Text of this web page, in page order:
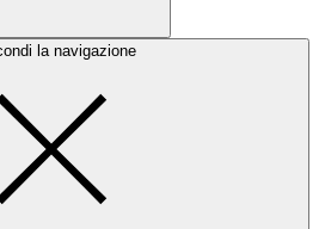
la navigazione